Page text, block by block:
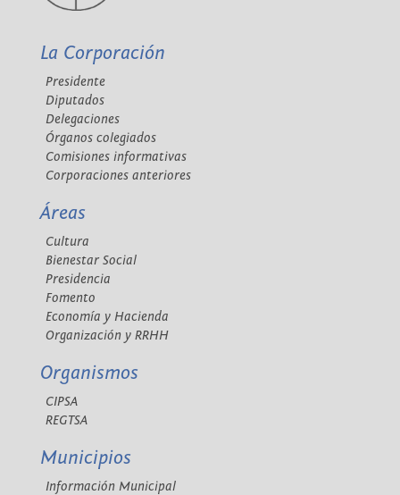
La Corporación
Presidente
Diputados
Delegaciones
Órganos colegiados
Comisiones informativas
Corporaciones anteriores
Áreas
Cultura
Bienestar Social
Presidencia
Fomento
Economía y Hacienda
Organización y RRHH
Organismos
CIPSA
REGTSA
Municipios
Información Municipal